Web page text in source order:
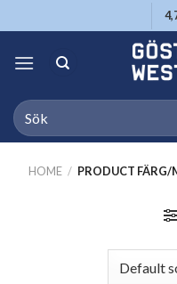
to
content
Search
for:
HOME / PRODUCT FÄRG/